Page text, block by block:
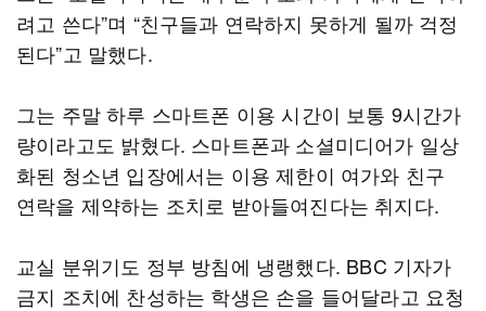
려고 쓴다”며 “친구들과 연락하지 못하게 될까 걱정
된다”고 말했다.
그는 주말 하루 스마트폰 이용 시간이 보통 9시간가
량이라고도 밝혔다. 스마트폰과 소셜미디어가 일상
화된 청소년 입장에서는 이용 제한이 여가와 친구
연락을 제약하는 조치로 받아들여진다는 취지다.
교실 분위기도 정부 방침에 냉랭했다. BBC 기자가
금지 조치에 찬성하는 학생은 손을 들어달라고 요청